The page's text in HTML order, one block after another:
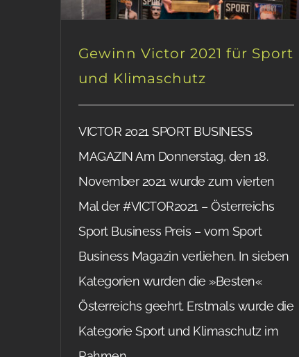
Gewinn Victor 2021 für Sport
und Klimaschutz
VICTOR 2021 SPORT BUSINESS
MAGAZIN Am Donnerstag, den 18.
November 2021 wurde zum vierten
Mal der #VICTOR2021 – Österreichs
Sport Business Preis – vom Sport
Business Magazin verliehen. In sieben
Kategorien wurden die »Besten«
Österreichs geehrt. Erstmals wurde die
Kategorie Sport und Klimaschutz im